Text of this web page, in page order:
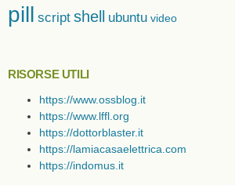
pill script shell ubuntu video
RISORSE UTILI
https://www.ossblog.it
https://www.lffl.org
https://dottorblaster.it
https://lamiacasaelettrica.com
https://indomus.it